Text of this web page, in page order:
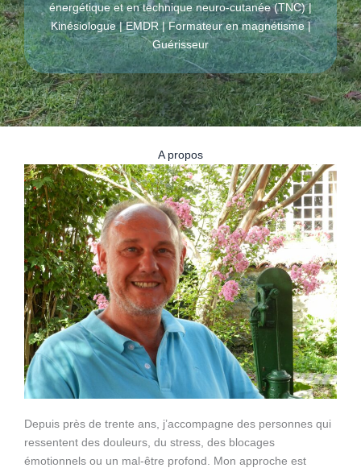
énergétique et en technique neuro-cutanée (TNC) |
Kinésiologue | EMDR | Formateur en magnétisme |
Guérisseur
A propos
Depuis près de trente ans, j’accompagne des personnes qui
ressentent des douleurs, du stress, des blocages
émotionnels ou un mal-être profond. Mon approche est